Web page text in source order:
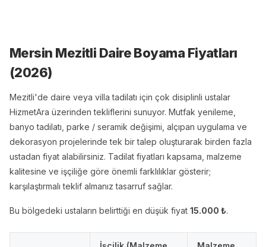
Mersin Mezitli Daire Boyama Fiyatları
(2026)
Mezitli'de daire veya villa tadilatı için çok disiplinli ustalar
HizmetAra üzerinden tekliflerini sunuyor. Mutfak yenileme,
banyo tadilatı, parke / seramik değişimi, alçıpan uygulama ve
dekorasyon projelerinde tek bir talep oluşturarak birden fazla
ustadan fiyat alabilirsiniz. Tadilat fiyatları kapsama, malzeme
kalitesine ve işçiliğe göre önemli farklılıklar gösterir;
karşılaştırmalı teklif almanız tasarruf sağlar.
Bu bölgedeki ustaların belirttiği en düşük fiyat 15.000 ₺.